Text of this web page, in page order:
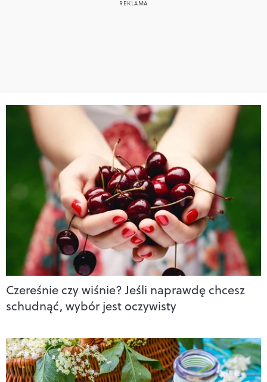
Czereśnie czy wiśnie? Jeśli naprawdę chcesz
schudnąć, wybór jest oczywisty